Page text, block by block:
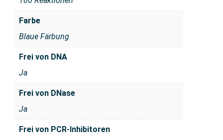
Farbe
Blaue Färbung
Frei von DNA
Ja
Frei von DNase
Ja
Frei von PCR-Inhibitoren